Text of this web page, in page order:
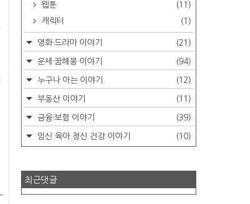
웹툰
(11)
캐릭터
(1)
영화·드라마 이야기 (21)
운세·꿈해몽 이야기 (94)
누구나 아는 이야기 (12)
부동산 이야기 (11)
금융·보험 이야기 (39)
임신.육아.정신.건강 이야기 (10)
최근댓글